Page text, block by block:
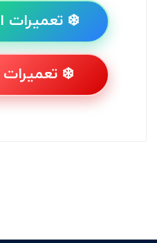
❄️ تعمیرات
❄️ تعمیرات